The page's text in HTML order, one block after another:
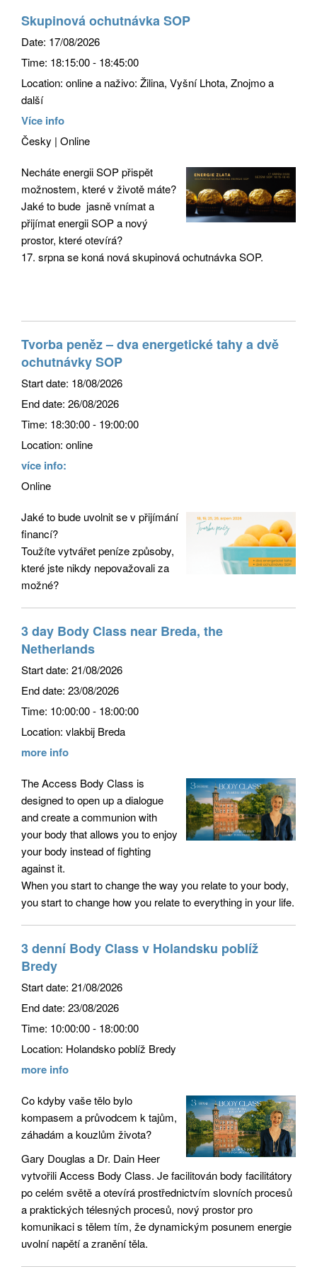
Skupinová ochutnávka SOP
Date: 17/08/2026
Time: 18:15:00 - 18:45:00
Location: online a naživo: Žilina, Vyšní Lhota, Znojmo a
další
Více info
Česky | Online
Necháte energii SOP přispět
možnostem, které v životě máte?
Jaké to bude jasně vnímat a
přijímat energii SOP a nový
prostor, které otevírá?
17. srpna se koná nová skupinová ochutnávka SOP.
Tvorba peněz – dva energetické tahy a dvě
ochutnávky SOP
Start date: 18/08/2026
End date: 26/08/2026
Time: 18:30:00 - 19:00:00
Location: online
více info:
Online
Jaké to bude uvolnit se v přijímání
financí?
Toužíte vytvářet peníze způsoby,
které jste nikdy nepovažovali za
možné?
3 day Body Class near Breda, the
Netherlands
Start date: 21/08/2026
End date: 23/08/2026
Time: 10:00:00 - 18:00:00
Location: vlakbij Breda
more info
The Access Body Class is
designed to open up a dialogue
and create a communion with
your body that allows you to enjoy
your body instead of fighting
against it.
When you start to change the way you relate to your body,
you start to change how you relate to everything in your life.
3 denní Body Class v Holandsku poblíž
Bredy
Start date: 21/08/2026
End date: 23/08/2026
Time: 10:00:00 - 18:00:00
Location: Holandsko poblíž Bredy
more info
Co kdyby vaše tělo bylo
kompasem a průvodcem k tajům,
záhadám a kouzlům života?
Gary Douglas a Dr. Dain Heer
vytvořili Access Body Class. Je facilitován body facilitátory
po celém světě a otevírá prostřednictvím slovních procesů
a praktických télesných procesů, nový prostor pro
komunikaci s tělem tím, že dynamickým posunem energie
uvolní napětí a zranění těla.